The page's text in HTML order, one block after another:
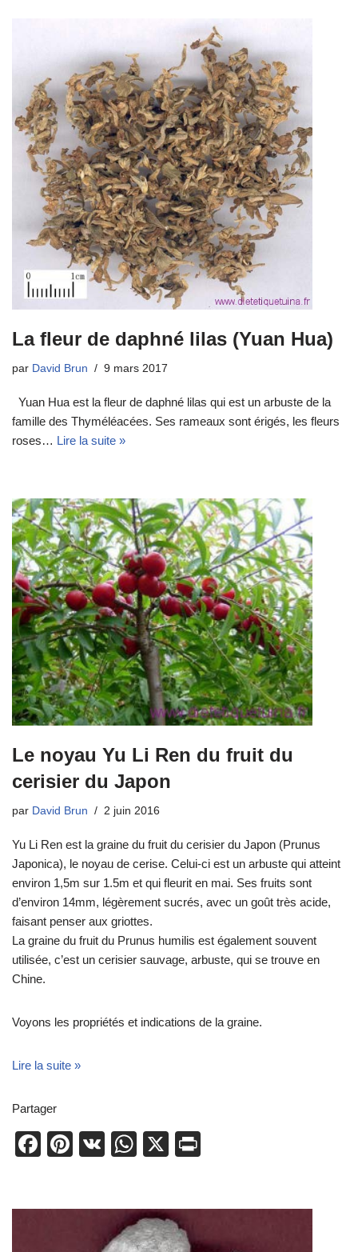
La fleur de daphné lilas (Yuan Hua)
par David Brun 9 mars 2017
Yuan Hua est la fleur de daphné lilas qui est un arbuste de la
famille des Thyméléacées. Ses rameaux sont érigés, les fleurs
roses… Lire la suite »
Le noyau Yu Li Ren du fruit du
cerisier du Japon
par David Brun 2 juin 2016
Yu Li Ren est la graine du fruit du cerisier du Japon (Prunus
Japonica), le noyau de cerise. Celui-ci est un arbuste qui atteint
environ 1,5m sur 1.5m et qui fleurit en mai. Ses fruits sont
d’environ 14mm, légèrement sucrés, avec un goût très acide,
faisant penser aux griottes.
La graine du fruit du Prunus humilis est également souvent
utilisée, c’est un cerisier sauvage, arbuste, qui se trouve en
Chine.
Voyons les propriétés et indications de la graine.
Lire la suite »
Partager
F
Pi
V
W
s
X